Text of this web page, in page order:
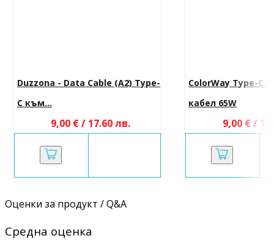
Duzzona - Data Cable (A2) Type-
C към...
9,00 € / 17.60 лв.
ColorWay Type-C
кабел 65W
9,00 € /
Оценки за продукт / Q&A
Средна оценка